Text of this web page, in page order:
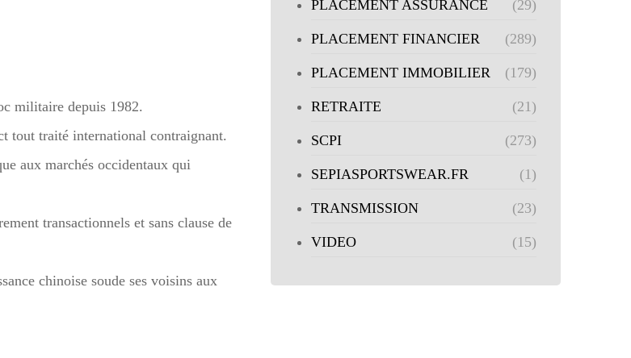
militaire depuis 1982.
tout traité international contraignant.
aux marchés occidentaux qui
transactionnels et sans clause de
chinoise soude ses voisins aux
PLACEMENT ASSURANCE (29)
PLACEMENT FINANCIER (289)
PLACEMENT IMMOBILIER (179)
RETRAITE (21)
SCPI (273)
SEPIASPORTSWEAR.FR (1)
TRANSMISSION (23)
VIDEO (15)